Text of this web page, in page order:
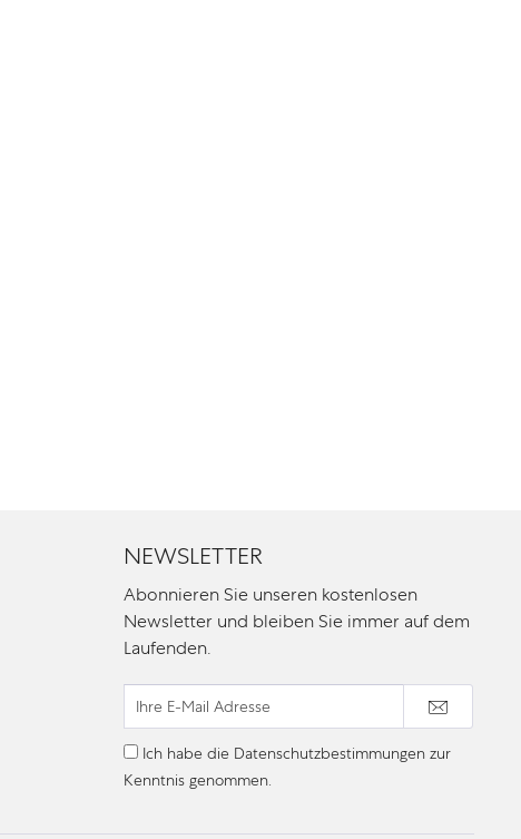
NEWSLETTER
Abonnieren Sie unseren kostenlosen
Newsletter und bleiben Sie immer auf dem
Laufenden.
Ich habe die Datenschutzbestimmungen zur
Kenntnis genommen.